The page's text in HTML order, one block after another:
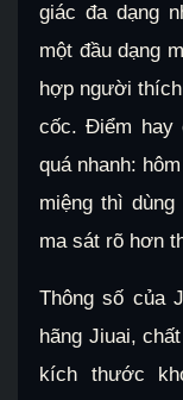
giác đa dạng
một đầu dạng
hợp người
cốc. Điểm hay
quá nhanh:
miệng thì
ma sát rõ hơn
Thông số của
hãng Jiuai,
kích thước